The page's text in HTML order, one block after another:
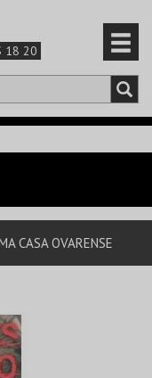
18 20
CASA OVARENSE